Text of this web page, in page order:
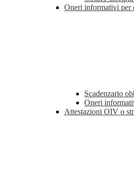
Oneri informativi per
Scadenzario
Oneri
Attestazioni OIV o